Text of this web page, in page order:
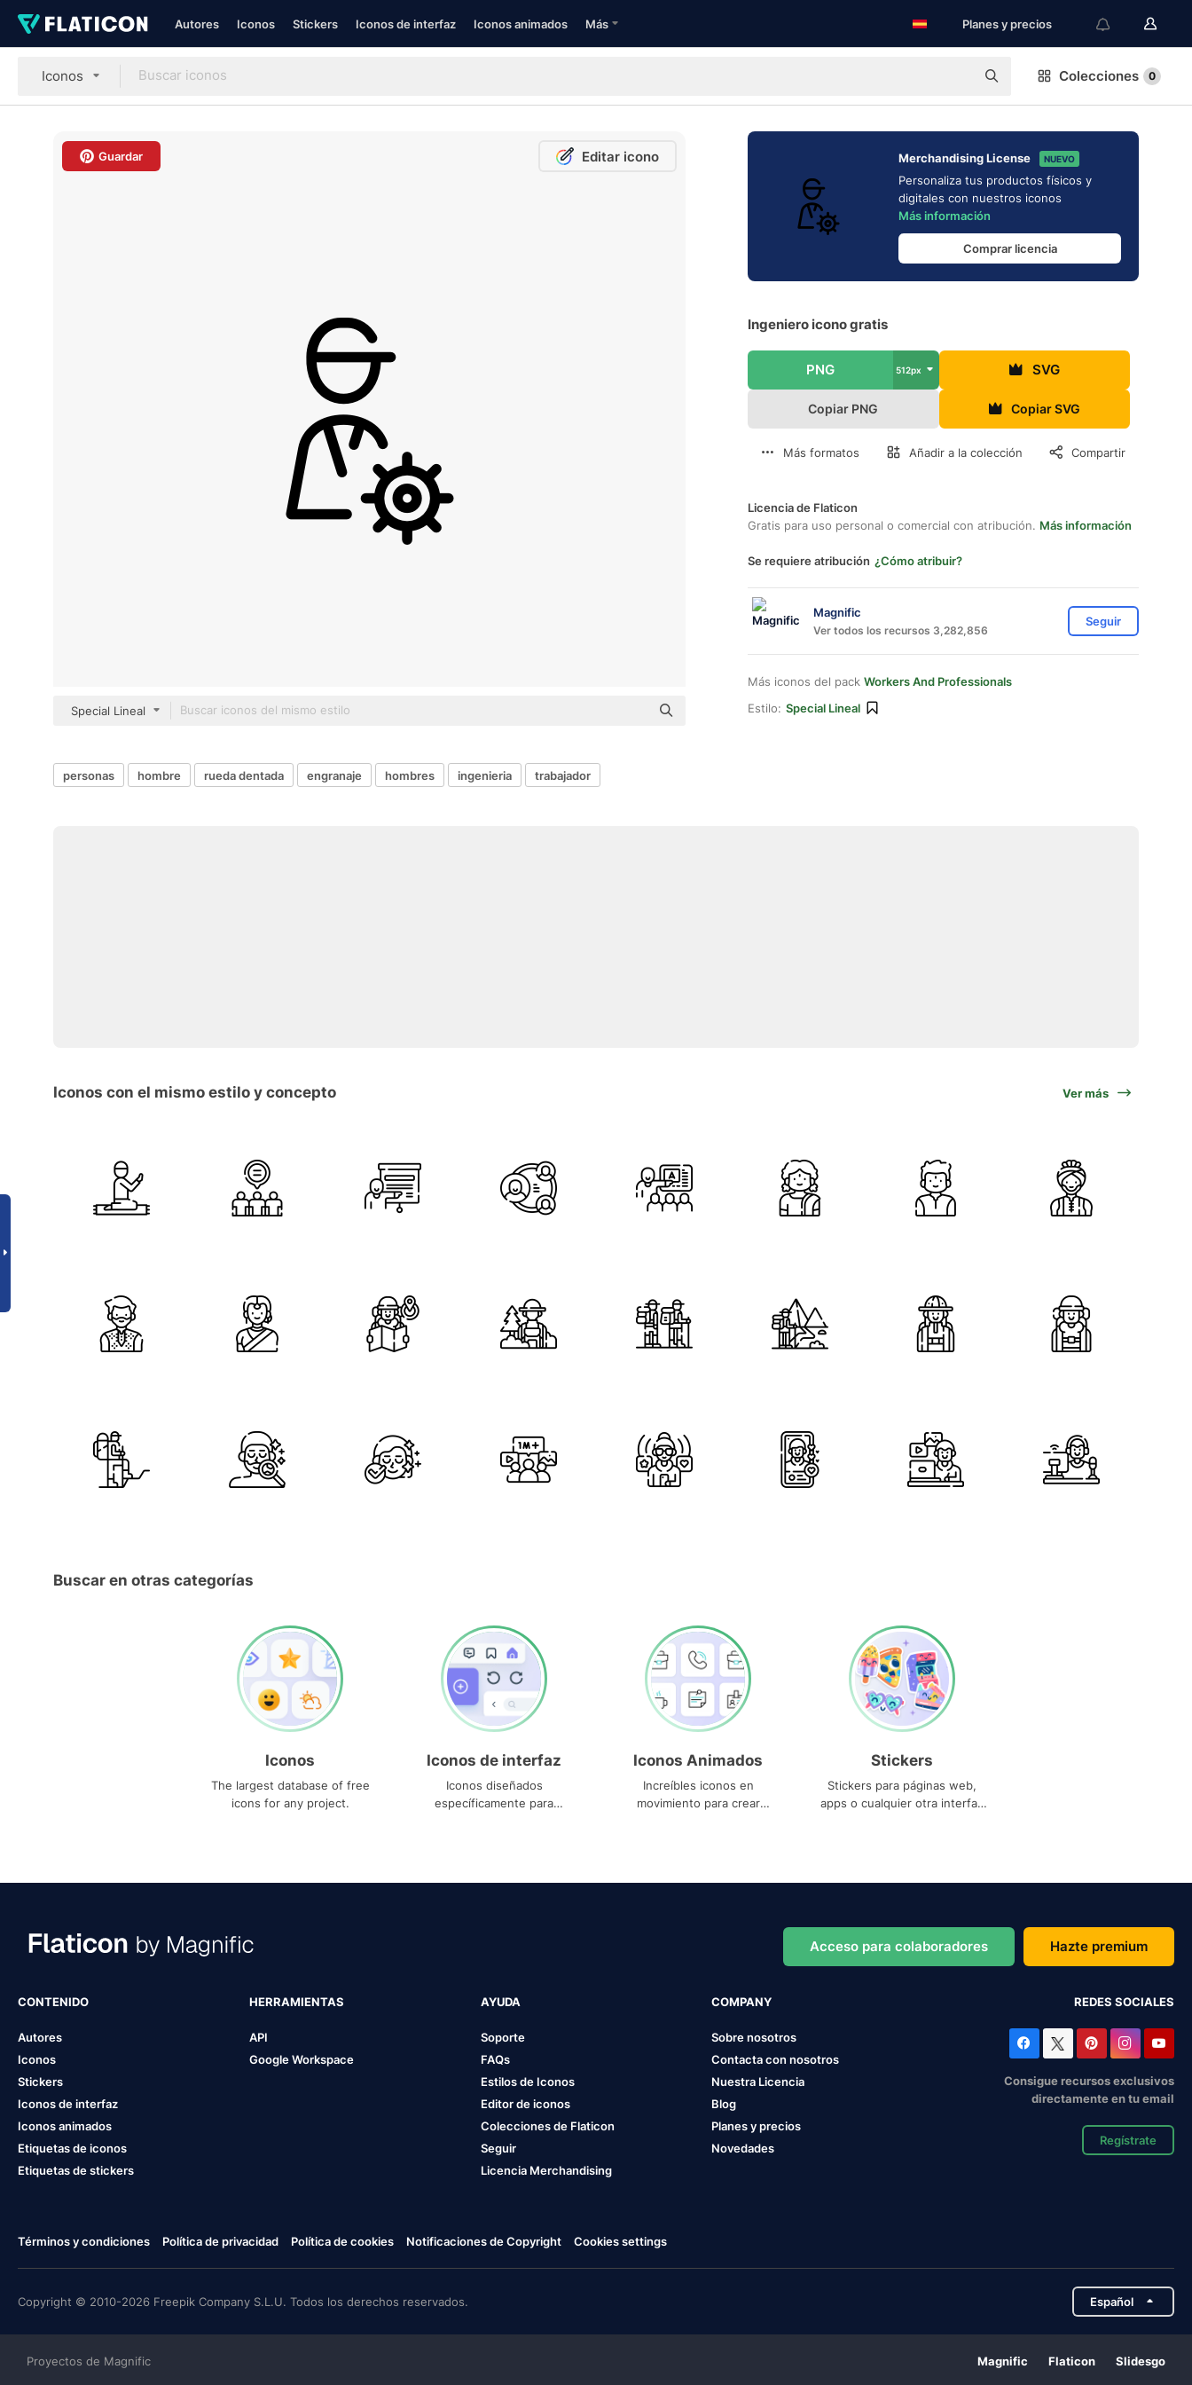
Autores Iconos Stickers Iconos de interfaz Iconos animados Más Planes y precios
Iconos Colecciones 0
Guardar Editar icono
Special Lineal
Merchandising License NUEVO
Personaliza tus productos físicos y
digitales con nuestros iconos
Más información
Comprar licencia
Ingeniero icono gratis
PNG 512px SVG
Copiar PNG Copiar SVG
Más formatos Añadir a la colección Compartir
Licencia de Flaticon
Gratis para uso personal o comercial con atribución. Más información
Se requiere atribución ¿Cómo atribuir?
Magnific
Ver todos los recursos 3,282,856
Seguir
Más iconos del pack Workers And Professionals
Estilo: Special Lineal
personas hombre rueda dentada engranaje hombres ingenieria trabajador
Iconos con el mismo estilo y concepto Ver más
Buscar en otras categorías
Iconos
The largest database of free
icons for any project.
Iconos de interfaz
Iconos diseñados
específicamente para
Iconos Animados
Increíbles iconos en
movimiento para crear
Stickers
Stickers para páginas web,
apps o cualquier otra interfaz
Acceso para colaboradores Hazte premium
CONTENIDO
Autores
Iconos
Stickers
Iconos de interfaz
Iconos animados
Etiquetas de iconos
Etiquetas de stickers
HERRAMIENTAS
API
Google Workspace
AYUDA
Soporte
FAQs
Estilos de Iconos
Editor de iconos
Colecciones de Flaticon
Seguir
Licencia Merchandising
COMPANY
Sobre nosotros
Contacta con nosotros
Nuestra Licencia
Blog
Planes y precios
Novedades
REDES SOCIALES
Consigue recursos exclusivos
directamente en tu email
Regístrate
Términos y condiciones Política de privacidad Política de cookies Notificaciones de Copyright Cookies settings
Copyright © 2010-2026 Freepik Company S.L.U. Todos los derechos reservados. Español
Proyectos de Magnific Magnific Flaticon Slidesgo